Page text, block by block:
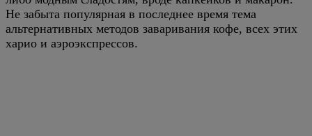
Не забыта популярная в последнее время тема
альтернативных методов заваривания кофе, всех этих
харио и аэроэкспрессов.